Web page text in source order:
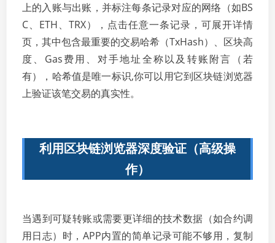
上的入账与出账，并标注每条记录对应的网络（如BS
C、ETH、TRX），点击任意一条记录，可展开详情
页，其中包含最重要的交易哈希（TxHash）、区块高
度、Gas费用、对手地址全称以及转账附言（若
有），哈希值是唯一标识,你可以用它到区块链浏览器
上验证该笔交易的真实性。
利用区块链浏览器深度验证（高级操
作）
当遇到可疑转账或需要更详细的技术数据（如合约调
用日志）时，APP内置的简单记录可能不够用，复制